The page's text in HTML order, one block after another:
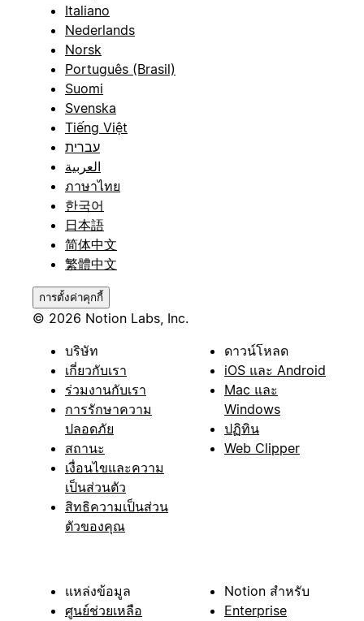
Italiano
Nederlands
Norsk
Português (Brasil)
Suomi
Svenska
Tiếng Việt
עברית
العربية
ภาษาไทย
한국어
日本語
简体中文
繁體中文
การตั้งค่าคุกกี้
© 2026 Notion Labs, Inc.
บริษัท
เกี่ยวกับเรา
ร่วมงานกับเรา
การรักษาความ
ปลอดภัย
สถานะ
เงื่อนไขและความ
เป็นส่วนตัว
สิทธิความเป็นส่วน
ตัวของคุณ
ดาวน์โหลด
iOS และ Android
Mac และ
Windows
ปฏิทิน
Web Clipper
แหล่งข้อมูล
ศูนย์ช่วยเหลือ
Notion สำหรับ
Enterprise